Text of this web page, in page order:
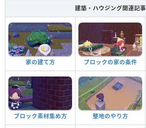
建築・ハウジング関連記事
家の建て方 ブロックの家の条件
ブロック素材集め方 整地のやり方